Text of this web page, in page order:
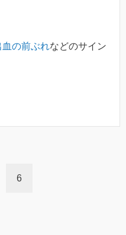
血の前ぶれなどのサイン
6